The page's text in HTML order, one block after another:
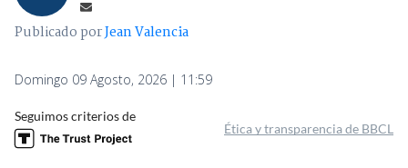
Publicado porJean Valencia
Domingo 09 Agosto, 2026 | 11:59
Seguimos criterios de
Ética y transparencia de BBCL